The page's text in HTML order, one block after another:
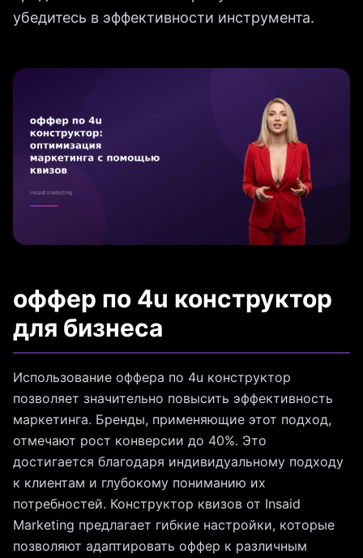
убедитесь в эффективности инструмента.
оффер по 4u конструктор
для бизнеса
Использование оффера по 4u конструктор
позволяет значительно повысить эффективность
маркетинга. Бренды, применяющие этот подход,
отмечают рост конверсии до 40%. Это
достигается благодаря индивидуальному подходу
к клиентам и глубокому пониманию их
потребностей. Конструктор квизов от Insaid
Marketing предлагает гибкие настройки, которые
позволяют адаптировать оффер к различным